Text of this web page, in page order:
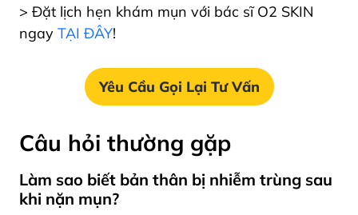
> Đặt lịch hẹn khám mụn với bác sĩ O2 SKIN
ngay TẠI ĐÂY!
Yêu Cầu Gọi Lại Tư Vấn
Câu hỏi thường gặp
Làm sao biết bản thân bị nhiễm trùng sau
khi nặn mụn?